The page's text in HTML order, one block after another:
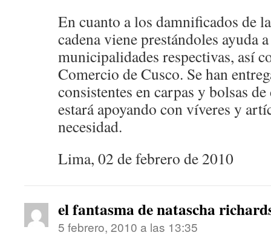
En cuanto a los damnificados de
cadena viene prestándoles ayuda
municipalidades respectivas, así
Comercio de Cusco. Se han
consistentes en carpas y bolsas
estará apoyando con víveres y
necesidad.
Lima, 02 de febrero de 2010
el fantasma de natascha
5 febrero, 2010 a las 13:35